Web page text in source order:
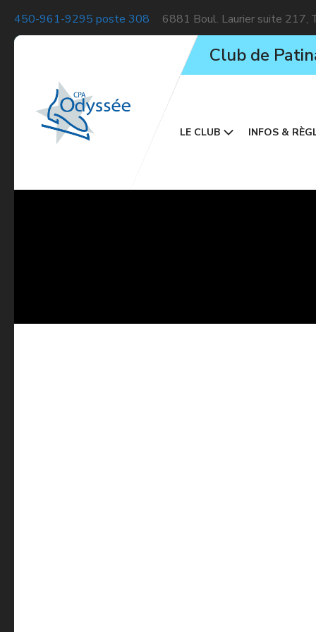
450-961-9295 poste 308 6881 Boul. Laurier suite 217,
Club de
LE CLUB INFOS &